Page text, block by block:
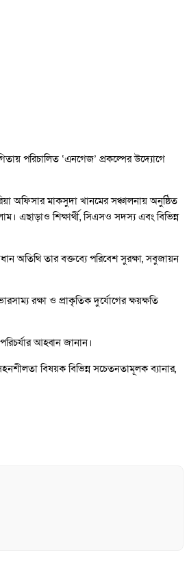
পরিচালিত ‘এনগেজ’ প্রকল্পের উদ্যোগে
অফিসার মাকসুদা খানমের সঞ্চালনায় অনুষ্ঠিত
এছাড়াও শিক্ষার্থী, সিএসও সদস্য এবং বিভিন্ন
অতিথি তার বক্তব্যে পরিবেশ সুরক্ষা, সবুজায়ন
রক্ষা ও প্রাকৃতিক দুর্যোগের ক্ষয়ক্ষতি
আহ্বান জানান।
বিষয়ক বিভিন্ন সচেতনতামূলক ব্যানার,